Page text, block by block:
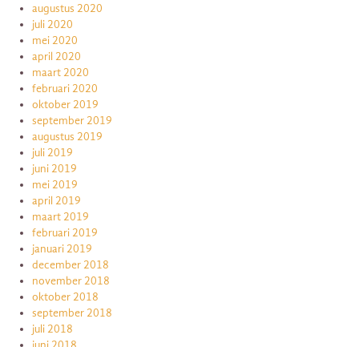
augustus 2020
juli 2020
mei 2020
april 2020
maart 2020
februari 2020
oktober 2019
september 2019
augustus 2019
juli 2019
juni 2019
mei 2019
april 2019
maart 2019
februari 2019
januari 2019
december 2018
november 2018
oktober 2018
september 2018
juli 2018